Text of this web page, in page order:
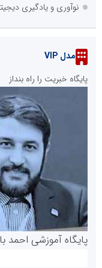
نوآوری و یادگیری
مدل VIP
پایگاه خبریت را راه بنداز
پایگاه آموزشی احمد